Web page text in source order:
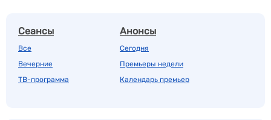
Сеансы
Все
Вечерние
ТВ-программа
Анонсы
Сегодня
Премьеры недели
Календарь премьер